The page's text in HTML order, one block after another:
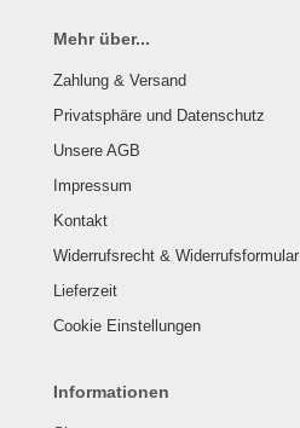
Mehr über...
Zahlung & Versand
Privatsphäre und Datenschutz
Unsere AGB
Impressum
Kontakt
Widerrufsrecht & Widerrufsformular
Lieferzeit
Cookie Einstellungen
Informationen